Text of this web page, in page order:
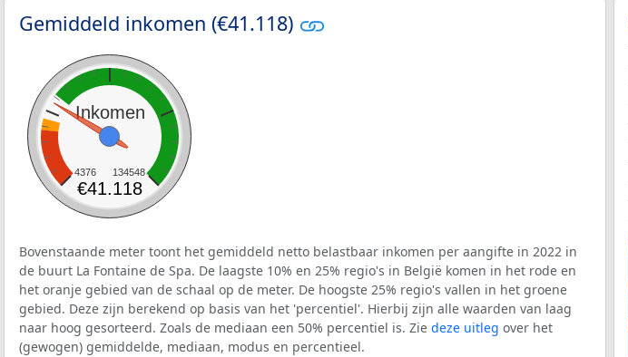
Gemiddeld inkomen (€41.118)
Inkomen
4376 134548
€41.118
Bovenstaande meter toont het gemiddeld netto belastbaar inkomen per aangifte in 2022 in
de buurt La Fontaine de Spa. De laagste 10% en 25% regio's in België komen in het rode en
het oranje gebied van de schaal op de meter. De hoogste 25% regio's vallen in het groene
gebied. Deze zijn berekend op basis van het 'percentiel'. Hierbij zijn alle waarden van laag
naar hoog gesorteerd. Zoals de mediaan een 50% percentiel is. Zie deze uitleg over het
(gewogen) gemiddelde, mediaan, modus en percentieel.